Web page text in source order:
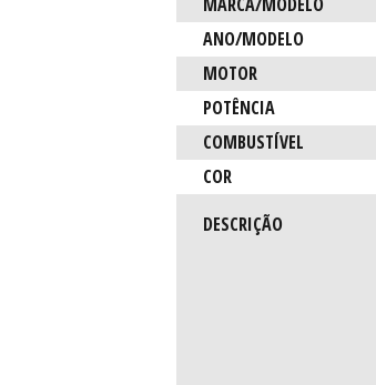
ANO/MODELO
MOTOR
POTÊNCIA
COMBUSTÍVEL
COR
DESCRIÇÃO